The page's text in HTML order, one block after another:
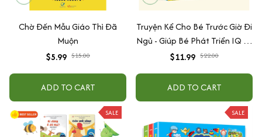
Chờ Đến Mẫu Giáo Thì Đã
Muộn
$5.99 $15.00
ADD TO CART
Truyện Kể Cho Bé Trước Giờ Đi
Ngủ - Giúp Bé Phát Triển IQ Và
EQ
$11.99 $22.00
ADD TO CART
SALE SALE